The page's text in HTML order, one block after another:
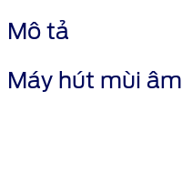
Mô tả
Máy hút mùi